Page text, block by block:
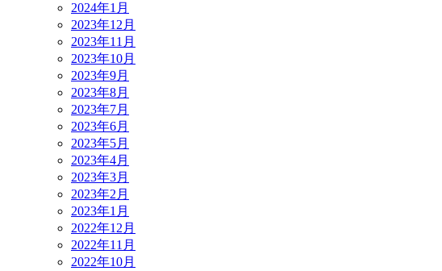
2024年1月
2023年12月
2023年11月
2023年10月
2023年9月
2023年8月
2023年7月
2023年6月
2023年5月
2023年4月
2023年3月
2023年2月
2023年1月
2022年12月
2022年11月
2022年10月